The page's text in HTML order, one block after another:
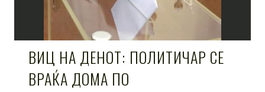
ВИЦ НА ДЕНОТ: ПОЛИТИЧАР СЕ
ВРАЌА ДОМА ПО